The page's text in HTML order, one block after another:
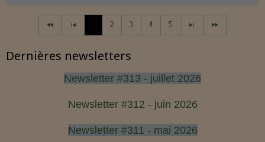
2 3 4 5
Dernières newsletters
Newsletter #313 - juillet 2026
Newsletter #312 - juin 2026
Newsletter #311 - mai 2026